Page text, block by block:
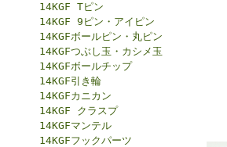
14KGF Tピン
14KGF 9ピン・アイピン
14KGFボールピン・丸ピン
14KGFつぶし玉・カシメ玉
14KGFボールチップ
14KGF引き輪
14KGFカニカン
14KGF クラスプ
14KGFマンテル
14KGFフックパーツ